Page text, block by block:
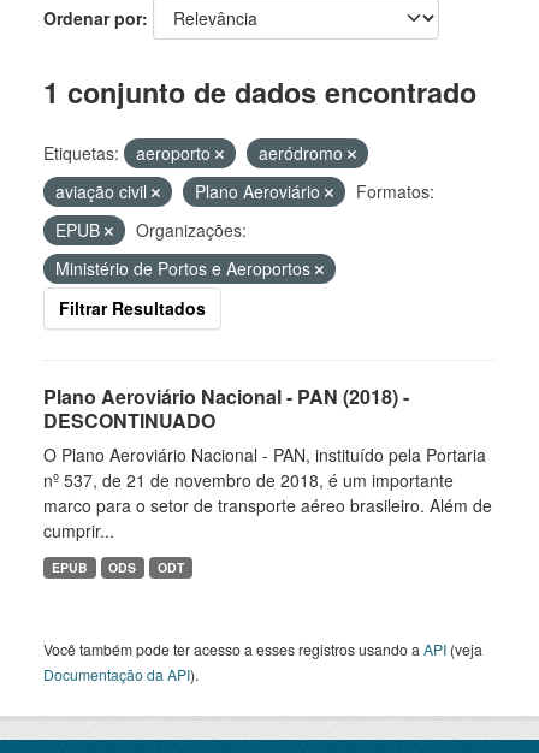
Ordenar por
1 conjunto de dados encontrado
Etiquetas: aeroporto
aeródromo
aviação civil
Plano Aeroviário
Formatos:
EPUB
Organizações:
Ministério de Portos e Aeroportos
Filtrar Resultados
Plano Aeroviário Nacional - PAN (2018) -
DESCONTINUADO
O Plano Aeroviário Nacional - PAN, instituído pela Portaria
nº 537, de 21 de novembro de 2018, é um importante
marco para o setor de transporte aéreo brasileiro. Além de
cumprir...
EPUB ODS ODT
Você também pode ter acesso a esses registros usando a API (veja
Documentação da API).